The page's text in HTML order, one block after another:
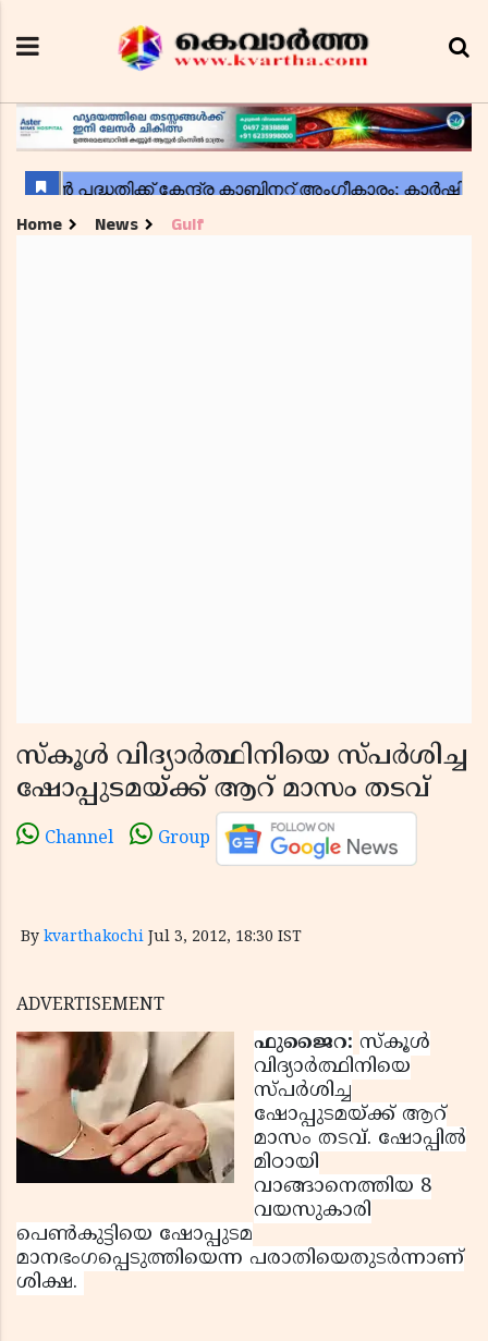
Home News Gulf
സ്‌കൂള്‍ വിദ്യാര്‍ത്ഥിനിയെ സ്പര്‍ശിച്ച
ഷോപ്പുടമയ്ക്ക് ആറ് മാസം തടവ്
Channel Group
By kvarthakochi Jul 3, 2012, 18:30 IST
ADVERTISEMENT
ഫുജൈറ: സ്‌കൂള്‍
വിദ്യാര്‍ത്ഥിനിയെ
സ്പര്‍ശിച്ച
ഷോപ്പുടമയ്ക്ക് ആറ്
മാസം തടവ്. ഷോപ്പില്‍
മിഠായി
വാങ്ങാനെത്തിയ 8
വയസുകാരി
പെണ്‍കുട്ടിയെ ഷോപ്പുടമ
മാനഭംഗപ്പെടുത്തിയെന്ന പരാതിയെതുടര്‍ന്നാണ്
ശിക്ഷ.